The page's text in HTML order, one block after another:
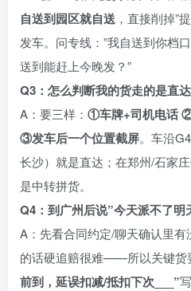
自送到园区就自送 ，直接削掉”
发车。问专线：”我自送到你档
送到能赶上今晚发？”
Q3：怎么判断我的货走的是直
A：要三样： ①车牌+司机电话
③发车后一个位置截屏。车沿
长沙）就是直达；在郑州/石家
是中转拼货。
Q4：到广州后说”今天派不了明
A：先看合同约定/聊天确认里
的话硬追赔很难——所以关键货
前到，延误扣减/抵扣下次___”